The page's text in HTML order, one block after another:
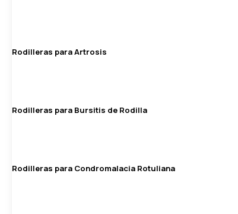
Rodilleras para Artrosis
Rodilleras para Bursitis de Rodilla
Rodilleras para Condromalacia Rotuliana